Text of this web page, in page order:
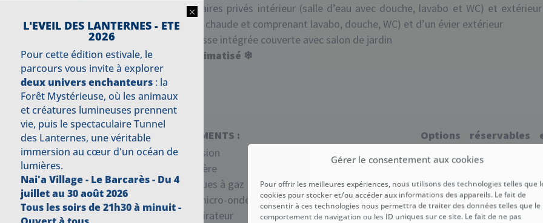
Gérer le consentement aux cookies
Pour offrir les meilleures expériences, nous utilisons des technologies telles que
cookies pour stocker et/ou accéder aux informations des appareils. Le fait de
consentir à ces technologies nous permettra de traiter des données telles que le
comportement de navigation ou les ID uniques sur ce site. Le fait de ne pas
Sanitaires privés intérieur (salle d’eau avec douche, lavabo et WC) et
d’eau chaude et comprenant lavabo, douche, WC) et d’un évier extérieur
Terrasse intégrée couverte avec salon de jardin
Air climatisé ❄︎
ÉQUIPEMENTS :
Télévision
Cafetière
2 plaques à gaz
Four micro-ondes
Réfrigirateur
Options
réservation :
Véhicule supplémentaire
Kit Bébé (lit bébé +
Préférence Emplacement
×
L'EVEIL DES LANTERNES - ETE
2026
Pour cette édition estivale, le
parcours vous invite à explorer
deux univers enchanteurs: la
Forêt Mystérieuse, où les animaux
et créatures lumineuses prennent
vie, puis le spectaculaire Tunnel
des Lanternes, une véritable
immersion au cœur d'un océan de
lumières.
Nai'a Village - Le Barcarès - Du 4
juillet au 30 août 2026
Tous les soirs de 21h30 à minuit -